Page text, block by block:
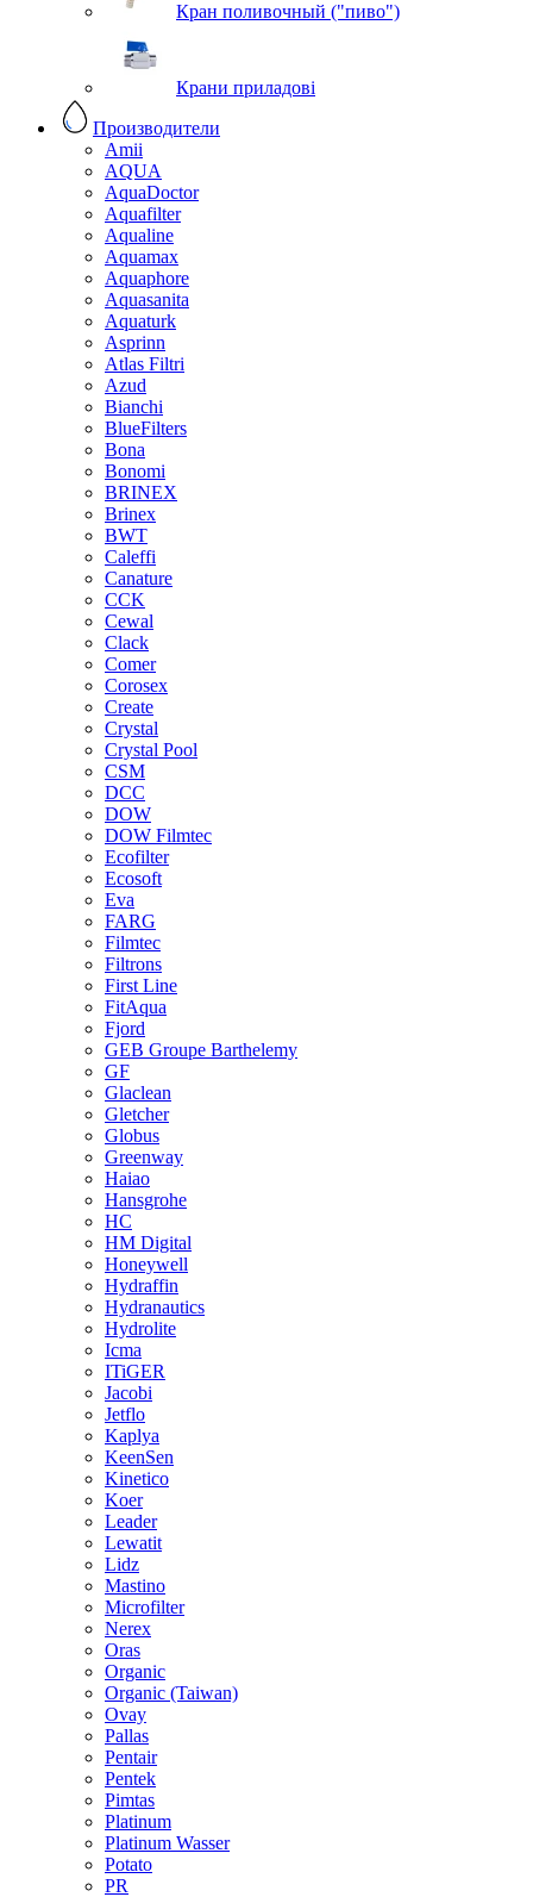
Кран поливочный ("пиво")
Крани приладові
Производители
Amii
AQUA
AquaDoctor
Aquafilter
Aqualine
Aquamax
Aquaphore
Aquasanita
Aquaturk
Asprinn
Atlas Filtri
Azud
Bianchi
BlueFilters
Bona
Bonomi
BRINEX
Brinex
BWT
Caleffi
Canature
CCK
Cewal
Clack
Comer
Corosex
Create
Crystal
Crystal Pool
CSM
DCC
DOW
DOW Filmtec
Ecofilter
Ecosoft
Eva
FARG
Filmtec
Filtrons
First Line
FitAqua
Fjord
GEB Groupe Barthelemy
GF
Glaclean
Gletcher
Globus
Greenway
Haiao
Hansgrohe
HC
HM Digital
Honeywell
Hydraffin
Hydranautics
Hydrolite
Icma
ITiGER
Jacobi
Jetflo
Kaplya
KeenSen
Kinetico
Koer
Leader
Lewatit
Lidz
Mastino
Microfilter
Nerex
Oras
Organic
Organic (Taiwan)
Ovay
Pallas
Pentair
Pentek
Pimtas
Platinum
Platinum Wasser
Potato
PR